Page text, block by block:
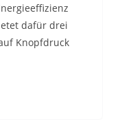
dafür drei
Knopfdruck